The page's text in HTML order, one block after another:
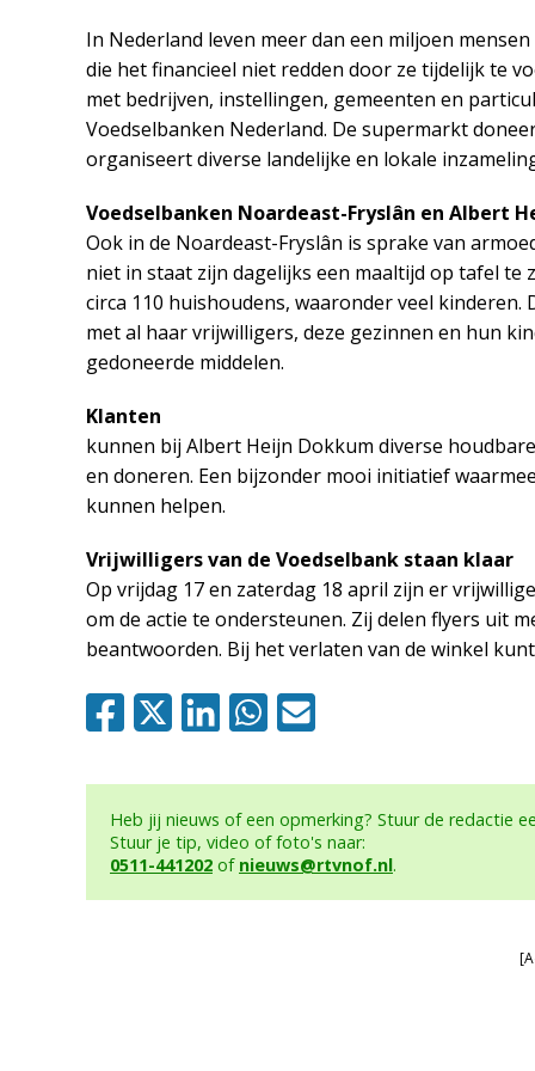
In Nederland leven meer dan een miljoen
die het financieel niet redden door ze tijdelijk te
met bedrijven, instellingen, gemeenten en
Voedselbanken Nederland. De supermarkt
organiseert diverse landelijke en lokale
Voedselbanken Noardeast-Fryslân en Albert
Ook in de Noardeast-Fryslân is sprake van
niet in staat zijn dagelijks een maaltijd op tafel
circa 110 huishoudens, waaronder veel
met al haar vrijwilligers, deze gezinnen en hun
gedoneerde middelen.
Klanten
kunnen bij Albert Heijn Dokkum diverse
en doneren. Een bijzonder mooi initiatief
kunnen helpen.
Vrijwilligers van de Voedselbank staan klaar
Op vrijdag 17 en zaterdag 18 april zijn er
om de actie te ondersteunen. Zij delen flyers uit
beantwoorden. Bij het verlaten van de winkel
Heb jij nieuws of een opmerking? Stuur de redactie
Stuur je tip, video of foto's naar:
0511-441202 of nieuws@rtvnof.nl.